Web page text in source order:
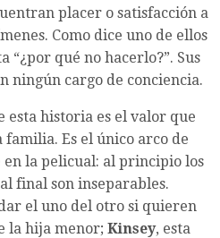
placer o satisfacción a
Como dice uno de ellos
“¿por qué no hacerlo?”. Sus
ningún cargo de conciencia.
esta historia es el valor que
Es el único arco de
la pelicual: al principio los
final son inseparables.
el uno del otro si quieren
la hija menor; Kinsey, esta